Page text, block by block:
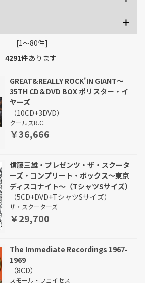
[1～80件]
4291件あります
GREAT&REALLY ROCK'IN GIANT～
35TH CD＆DVD BOX ポリスター・イ
ヤーズ
（10CD+3DVD）
クールスR.C.
￥36,666
信藤三雄・プレゼンツ・ザ・スクータ
ーズ・コンプリート・ボックス～東京
ディスコナイト～（TシャツSサイズ）
（5CD+DVD+TシャツSサイズ）
ザ・スクーターズ
￥29,700
The Immediate Recordings 1967-
1969
（8CD）
スモール・フェイセス